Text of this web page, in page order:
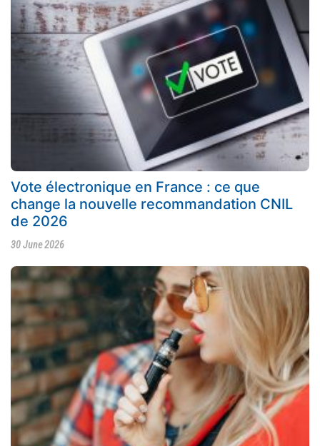
Vote électronique en France : ce que
change la nouvelle recommandation CNIL
de 2026
30 June 2026